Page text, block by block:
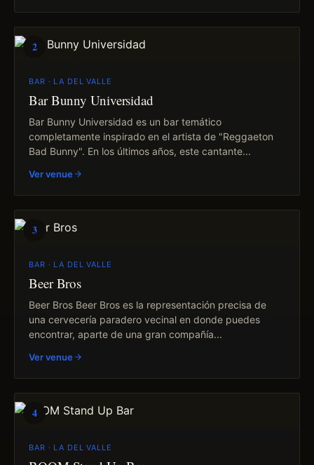
2
BAR · LA DEL VALLE
Bar Bunny Universidad
Bar Bunny Universidad es un bar temático
completamente inspirado en el artista de "Reggaeton
Bad Bunny". En los últimos años, este cantante...
Ver venue
3
BAR · LA DEL VALLE
Beer Bros
Beer Bros Beer Bros es la representación precisa de
una cervecería paradero vecinal en donde puedes
encontrar, aparte de una gran compañía...
Ver venue
4
BAR · LA DEL VALLE